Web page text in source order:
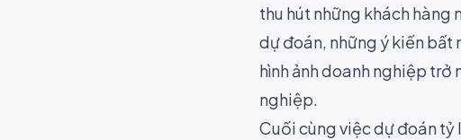
thu hút những khách hàng
dự đoán, những ý kiến bất
hình ảnh doanh nghiệp trở
nghiệp.
Cuối cùng việc dự đoán tỷ